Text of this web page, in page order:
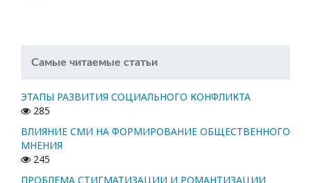
Самые читаемые статьи
ЭТАПЫ РАЗВИТИЯ СОЦИАЛЬНОГО КОНФЛИКТА
285
ВЛИЯНИЕ СМИ НА ФОРМИРОВАНИЕ ОБЩЕСТВЕННОГО
МНЕНИЯ
245
ПРОБЛЕМА СТИГМАТИЗАЦИИ И РОМАНТИЗАЦИИ